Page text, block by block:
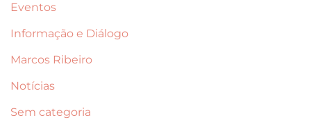
Eventos
Informação e Diálogo
Marcos Ribeiro
Notícias
Sem categoria